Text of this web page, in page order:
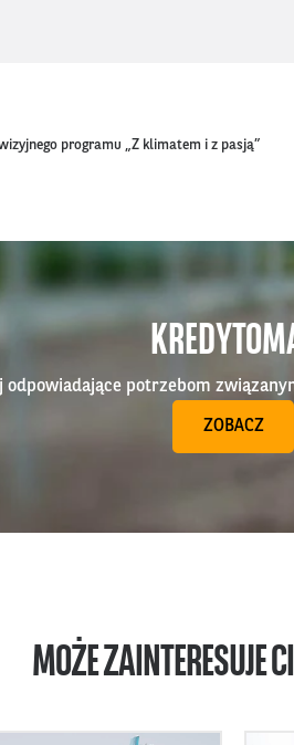
programu „Z klimatem i z pasją”
potrzebom
ZOBACZ
MOŻE ZAINTERESUJE